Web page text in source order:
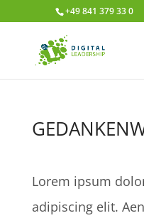
+49 841 379 33 0
Lorem ipsum
adipiscing elit.